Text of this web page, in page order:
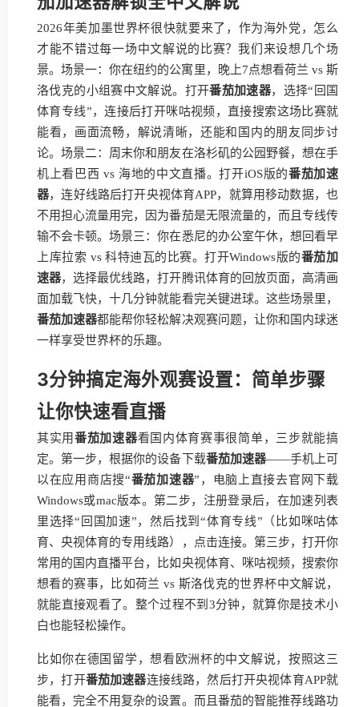
2026年美加墨世界杯很快就要来了，作为海外党，怎么
才能不错过每一场中文解说的比赛？我们来设想几个场
景。场景一：你在纽约的公寓里，晚上7点想看荷兰 vs 斯
洛伐克的小组赛中文解说。打开番茄加速器，选择“回国
体育专线”，连接后打开咪咕视频，直接搜索这场比赛就
能看，画面流畅，解说清晰，还能和国内的朋友同步讨
论。场景二：周末你和朋友在洛杉矶的公园野餐，想在手
机上看巴西 vs 海地的中文直播。打开iOS版的番茄加速
器，连好线路后打开央视体育APP，就算用移动数据，也
不用担心流量用完，因为番茄是无限流量的，而且专线传
输不会卡顿。场景三：你在悉尼的办公室午休，想回看早
上库拉索 vs 科特迪瓦的比赛。打开Windows版的番茄加
速器，选择最优线路，打开腾讯体育的回放页面，高清画
面加载飞快，十几分钟就能看完关键进球。这些场景里，
番茄加速器都能帮你轻松解决观赛问题，让你和国内球迷
一样享受世界杯的乐趣。
3分钟搞定海外观赛设置：简单步骤
让你快速看直播
其实用番茄加速器看国内体育赛事很简单，三步就能搞
定。第一步，根据你的设备下载番茄加速器——手机上可
以在应用商店搜“番茄加速器”，电脑上直接去官网下载
Windows或mac版本。第二步，注册登录后，在加速列表
里选择“回国加速”，然后找到“体育专线”（比如咪咕体
育、央视体育的专用线路），点击连接。第三步，打开你
常用的国内直播平台，比如央视体育、咪咕视频，搜索你
想看的赛事，比如荷兰 vs 斯洛伐克的世界杯中文解说，
就能直接观看了。整个过程不到3分钟，就算你是技术小
白也能轻松操作。
比如你在德国留学，想看欧洲杯的中文解说，按照这三
步，打开番茄加速器连接线路，然后打开央视体育APP就
能看，完全不用复杂的设置。而且番茄的智能推荐线路功